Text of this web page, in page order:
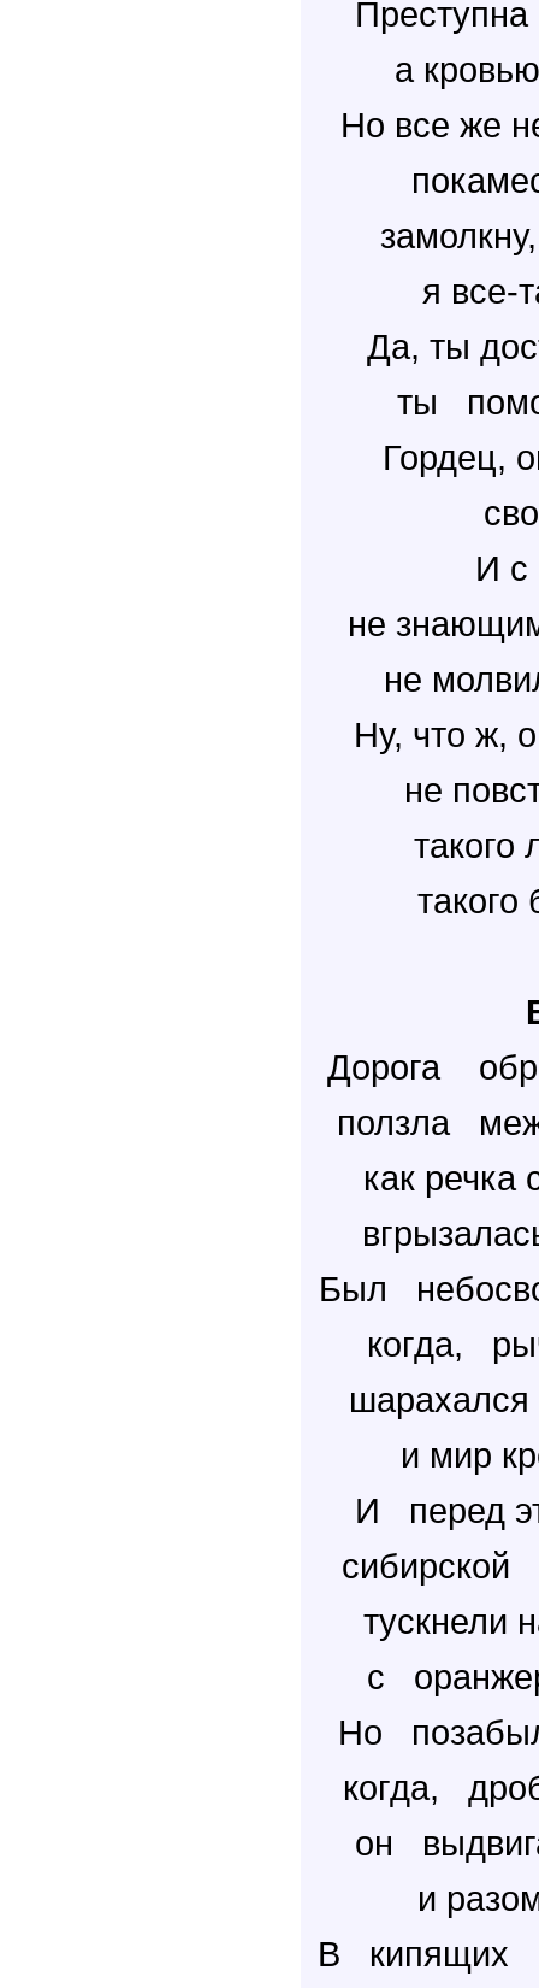
а
Но все же
я все-
Да, ты
ты
Гордец,
И с
не
не
Ну, что ж,
не
такого
Дорога
ползла
как речка
Был
когда,
и мир
И перед
тускнели
с
Но
когда,
он
и
В кипящих